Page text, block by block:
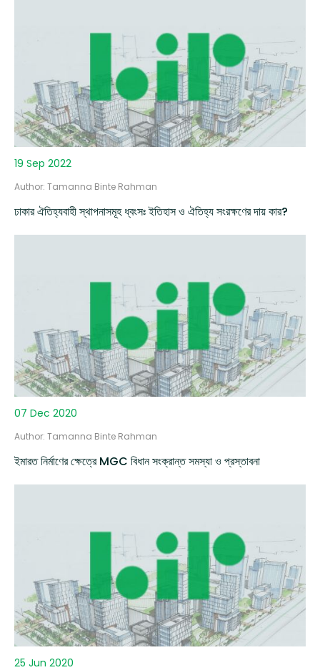
19 Sep 2022
Author: Tamanna Binte Rahman
ঢাকার ঐতিহ্যবাহী স্থাপনাসমূহ ধ্বংসঃ ইতিহাস ও ঐতিহ্য সংরক্ষণের দায় কার?
07 Dec 2020
Author: Tamanna Binte Rahman
ইমারত নির্মাণের ক্ষেত্রে MGC বিধান সংক্রান্ত সমস্যা ও প্রস্তাবনা
25 Jun 2020